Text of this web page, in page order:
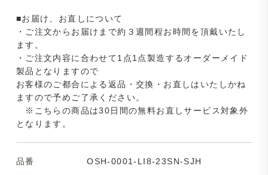
■お届け、お直しについて
・ご注文からお届けまで約３週間程お時間を頂戴いたし
ます。
・ご注文内容に合わせて1点1点製造するオーダーメイド
製品となりますので
お客様のご都合による返品・交換・お直しはいたしかね
ますので予めご了承ください。
※こちらの商品は30日間の無料お直しサービス対象外
となります。
品番 OSH-0001-LI8-23SN-SJH